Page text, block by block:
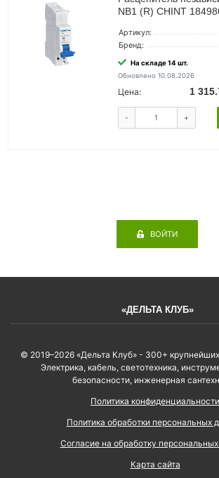
NB1 (R) CHINT
Артикул:
Бренд:
На складе 14 шт.
Обновлено 10.08.2026
Цена: 1
- +
ВОЙТИ
«ДЕЛЬТА КЛУБ»
© 2019–2026 «Дельта Клуб» - 300+
Электрика, кабель, светотехника,
безопасности, инженерная
Политика конфиденциальности
Политика обработки персональных
Согласие на обработку
Карта сайта